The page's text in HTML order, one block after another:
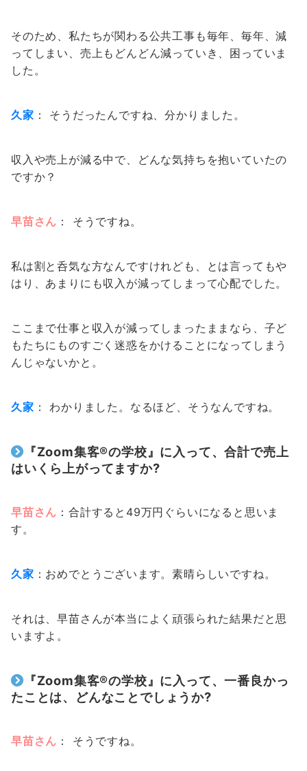
そのため、私たちが関わる公共工事も毎年、毎年、減
ってしまい、売上もどんどん減っていき、困っていま
した。
久家 ： そうだったんですね、分かりました。
収入や売上が減る中で、どんな気持ちを抱いていたの
ですか？
早苗さん ： そうですね。
私は割と​​呑気な方なんですけれども、とは言ってもや
はり、あまりにも収入が減ってしまって心配でした。
ここまで仕事と収入が減ってしまったままなら、子ど
もたちにものすごく迷惑をかけることになってしまう
んじゃないかと。
久家 ： わかりました。なるほど、そうなんですね。
『Zoom集客®の学校』に入って、合計で売上
はいくら上がってますか?
早苗さん ：合計すると49万円ぐらいになると思いま
す。
久家 ：おめでとうございます。素晴らしいですね。
それは、早苗さんが本当によく頑張られた結果だと思
いますよ。
『Zoom集客®の学校』に入って、一番良かっ
たことは、どんなことでしょうか?
早苗さん ： そうですね。